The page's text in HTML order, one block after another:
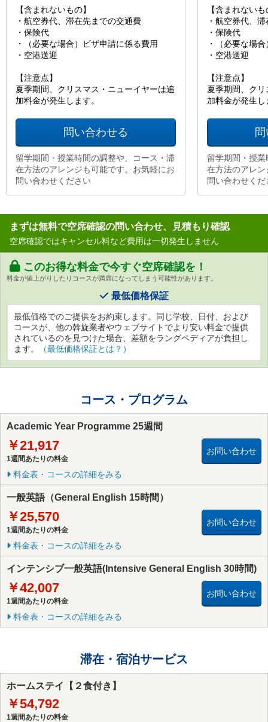
【含まれないもの】
・航空券代、滞在先までの交通費
・保険代
・（必要な場合）ビザ申請に係る費用
・空港送迎
【注意点】
夏季期間、クリスマス・ニューイヤーは追
加料金が発生します。
問い合わせる
留学期間・授業時間の調整や、コース・滞
在方法のアレンジも可能です。お気軽にお
問い合わせください
【含まれない
・航空券代、
・保険代
・（必要な場
・空港送迎
【注意点】
夏季期間、ク
加料金が発生し
留学期間・授
在方法のアレ
問い合わせくだ
まずは無料で空席確認の問い合わせ、見積もり確認
空席確認ではキャンセル料など費用は一切発生しません
このお得な料金で今すぐ空席確認を！
料金が値上がりしたりコースが満席になってしまう可能性があります。
最低価格保証
最低価格でのご提供をお約束します。同じ学校、日付、および
コースが、他の斡旋業者やウェブサイトでより安い料金で提供
されているのを見つけた場合、差額をラングペディアが負担し
ます。
（最低価格保証とは？）
コース・プログラム
Academic Year Programme 25週間
￥21,917
1週間あたりの料金
お問い合わせ
料金表・コースの詳細をみる
一般英語（General English 15時間）
￥25,570
1週間あたりの料金
お問い合わせ
料金表・コースの詳細をみる
インテンシブ一般英語(Intensive General English 30時間)
￥42,007
1週間あたりの料金
お問い合わせ
料金表・コースの詳細をみる
滞在・宿泊サービス
ホームステイ【２食付き】
￥54,792
1週間あたりの料金